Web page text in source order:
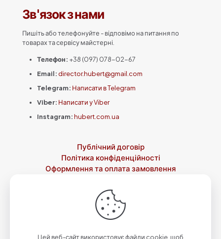
Зв'язок з нами
Пишіть або телефонуйте - відповімо на питання по
товарах та сервісу майстерні.
Телефон: +38 (097) 078-02-67
Email: director.hubert@gmail.com
Telegram: Написати в Telegram
Viber: Написати у Viber
Instagram:hubert.com.ua
Публічний договір
Політика конфіденційності
Оформлення та оплата замовлення
Контакти
© 2023-2026 Зброярня святого Губерта by
Цей веб-сайт використовує файли cookie, щоб